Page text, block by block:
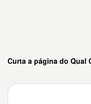
Curta a página do Qual